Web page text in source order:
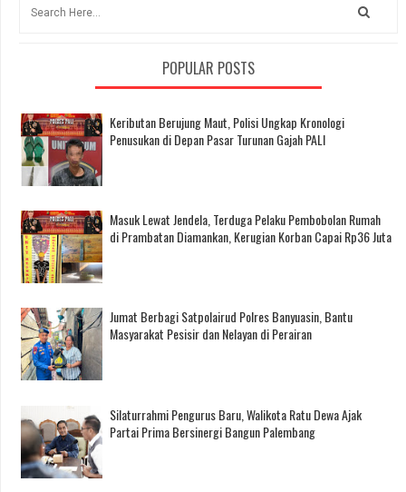
POPULAR POSTS
Keributan Berujung Maut, Polisi Ungkap Kronologi
Penusukan di Depan Pasar Turunan Gajah PALI
Masuk Lewat Jendela, Terduga Pelaku Pembobolan Rumah
di Prambatan Diamankan, Kerugian Korban Capai Rp36 Juta
Jumat Berbagi Satpolairud Polres Banyuasin, Bantu
Masyarakat Pesisir dan Nelayan di Perairan
Silaturrahmi Pengurus Baru, Walikota Ratu Dewa Ajak
Partai Prima Bersinergi Bangun Palembang